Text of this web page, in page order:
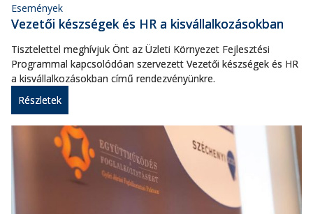
Események
Vezetői készségek és HR a kisvállalkozásokban
Tisztelettel meghívjuk Önt az Üzleti Környezet Fejlesztési
Programmal kapcsolódóan szervezett Vezetői készségek és HR
a kisvállalkozásokban című rendezvényünkre.
Részletek